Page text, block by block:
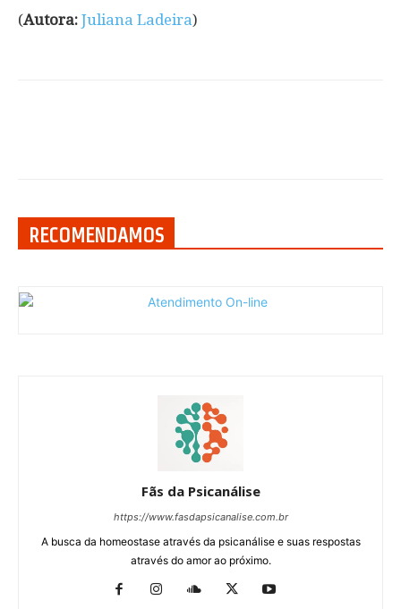
(Autora: Juliana Ladeira)
RECOMENDAMOS
Fãs da Psicanálise
https://www.fasdapsicanalise.com.br
A busca da homeostase através da psicanálise e suas respostas
através do amor ao próximo.